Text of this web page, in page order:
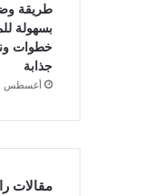
طريقة
خطوات
جذابة
أغسطس 8, 2025
مقالات